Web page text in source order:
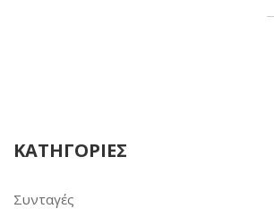
ΚΑΤΗΓΟΡΙΕΣ
Συνταγές